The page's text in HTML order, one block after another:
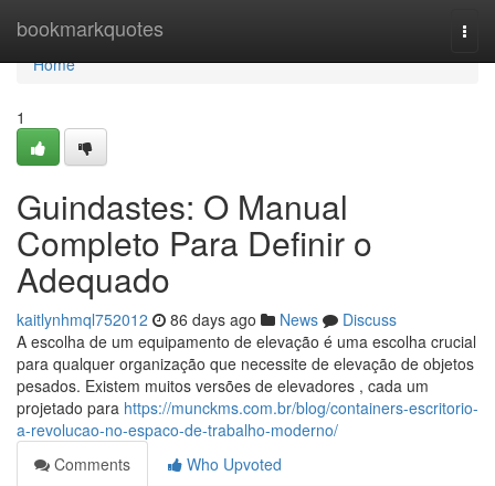
bookmarkquotes
Home
Home
1
Guindastes: O Manual
Completo Para Definir o
Adequado
kaitlynhmql752012 86 days ago News
Discuss
A escolha de um equipamento de elevação é uma escolha crucial
para qualquer organização que necessite de elevação de objetos
pesados. Existem muitos versões de elevadores , cada um
projetado para https://munckms.com.br/blog/containers-escritorio-
a-revolucao-no-espaco-de-trabalho-moderno/
Comments
Who Upvoted